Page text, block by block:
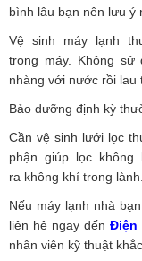
bình lâu bạn nên lưu ý
Vệ sinh máy lạnh
trong máy. Không
nhàng với nước rồi lau
Bảo dưỡng định kỳ
Cần vệ sinh lưới lọc
phận giúp lọc
ra không khí trong lành.
Nếu máy lạnh nhà
liên hệ ngay đến Điện
nhân viên kỹ thuật